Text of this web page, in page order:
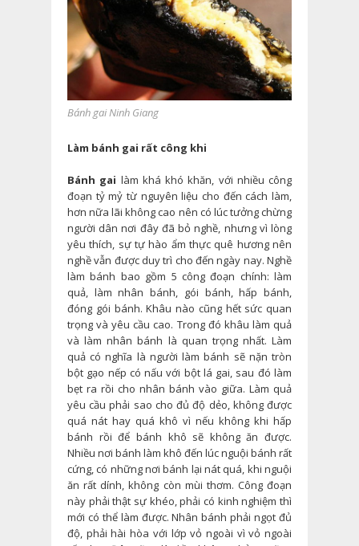
Bánh gai Ninh Giang
Làm bánh gai rất công khi
Bánh gai làm khá khó khăn, với nhiều công
đoạn tỷ mỷ từ nguyên liệu cho đến cách làm,
hơn nữa lãi không cao nên có lúc tưởng chừng
người dân nơi đây đã bỏ nghề, nhưng vì lòng
yêu thích, sự tự hào ẩm thực quê hương nên
nghề vẫn được duy trì cho đến ngày nay. Nghề
làm bánh bao gồm 5 công đoạn chính: làm
quả, làm nhân bánh, gói bánh, hấp bánh,
đóng gói bánh. Khâu nào cũng hết sức quan
trọng và yêu cầu cao. Trong đó khâu làm quả
và làm nhân bánh là quan trọng nhất. Làm
quả có nghĩa là người làm bánh sẽ nặn tròn
bột gạo nếp có nấu với bột lá gai, sau đó làm
bẹt ra rồi cho nhân bánh vào giữa. Làm quả
yêu cầu phải sao cho đủ độ dẻo, không được
quá nát hay quá khô vì nếu không khi hấp
bánh rồi để bánh khô sẽ không ăn được.
Nhiều nơi bánh làm khô đến lúc nguội bánh rất
cứng, có những nơi bánh lại nát quá, khi nguội
ăn rất dính, không còn mùi thơm. Công đoạn
này phải thật sự khéo, phải có kinh nghiệm thì
mới có thể làm được. Nhân bánh phải ngọt đủ
độ, phải hài hòa với lớp vỏ ngoài vì vỏ ngoài